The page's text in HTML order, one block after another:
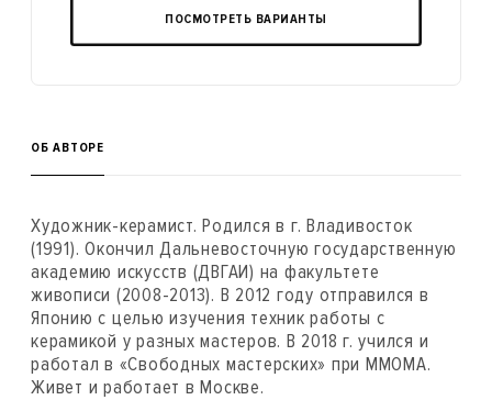
ПОСМОТРЕТЬ ВАРИАНТЫ
ОБ АВТОРЕ
Художник-керамист. Родился в г. Владивосток
(1991). Окончил Дальневосточную государственную
академию искусств (ДВГАИ) на факультете
живописи (2008-2013). В 2012 году отправился в
Японию с целью изучения техник работы с
керамикой у разных мастеров. В 2018 г. учился и
работал в «Свободных мастерских» при ММОМА.
Живет и работает в Москве.